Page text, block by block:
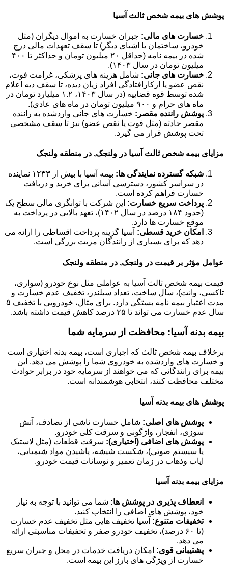
پوشش های بیمه شخص ثالث آسیا
خسارت های مالی: جبران خسارت به اموال دیگران (مثل
خودرو، ساختمان یا اشیای دیگر) تا سقف تعهدات مالی درج
شده در بیمه نامه (حداقل ۲۰ میلیون تومان و حداکثر تا ۴۰۰
میلیون تومان در سال ۱۴۰۳).
خسارت های جانی: شامل هزینه های پزشکی، غرامت فوت،
نقص عضو یا ازکارافتادگی افراد زیان دیده، تا سقف دیه اعلام
شده توسط قوه قضاییه (در سال ۱۴۰۳، ۱.۲ میلیارد تومان در
ماه های حرام و ۹۰۰ میلیون تومان در ماه های عادی).
پوشش راننده مقصر: خسارت های جانی واردشده به راننده
مقصر حادثه (مثل فوت یا نقص عضو) نیز تا سقف مشخصی
تحت پوشش قرار می گیرد.
مزایای بیمه شخص ثالث آسیا در ولنجک, در منطقه ولنجک
شبکه گسترده نمایندگی ها:
بیمه آسیا با بیش از ۱۲۳۳ نماینده
در سراسر کشور، دسترسی آسانی برای خرید و دریافت
خسارت فراهم کرده است.
پرداخت سریع خسارت: این شرکت با توانگری مالی سطح یک
(حدود ۱۸۴ درصد در سال ۱۴۰۲)، تعهد بالایی در پرداخت به
موقع خسارت ها دارد.
امکان خرید قسطی: آسیا گزینه پرداخت اقساطی را ارائه می
دهد که برای بسیاری از رانندگان مزیت بزرگی است.
عوامل مؤثر بر قیمت در ولنجک, در منطقه ولنجک
قیمت بیمه شخص ثالث آسیا به عواملی مثل نوع خودرو (سواری،
تاکسی، وانت)، سال ساخت، تعداد سیلندر، تخفیف عدم خسارت و
مدت اعتبار بیمه نامه بستگی دارد. برای مثال، خودرویی با تخفیف ۵
سال عدم خسارت می تواند تا ۲۵ درصد کاهش قیمت داشته باشد.
بیمه بدنه آسیا: محافظت از سرمایه شما
برخلاف بیمه شخص ثالث که اجباری است، بیمه بدنه اختیاری است
و خسارت های واردشده به خودروی شما را پوشش می دهد. این
بیمه برای رانندگانی که می خواهند از سرمایه خود در برابر حوادث
مختلف محافظت کنند، انتخابی هوشمندانه است.
پوشش های بیمه بدنه آسیا
پوشش های اصلی: شامل خسارت ناشی از تصادف، آتش
سوزی، انفجار، واژگونی و سرقت کلی خودرو.
پوشش های اضافی (اختیاری): سرقت قطعات (مثل لاستیک
یا سیستم صوتی)، شکست شیشه، پاشیدن مواد شیمیایی،
ایاب وذهاب در زمان تعمیر و نوسانات قیمت خودرو.
مزایای بیمه بدنه آسیا
انعطاف پذیری در پوشش ها: شما می توانید با توجه به نیاز
خود، پوشش های اضافی را انتخاب کنید.
تخفیفات متنوع: آسیا تخفیف هایی مثل تخفیف عدم خسارت
(تا ۶۰ درصد)، تخفیف خودرو صفر و تخفیفات مناسبتی ارائه
می دهد.
پشتیبانی قوی: امکان دریافت خدمات در محل و جبران سریع
خسارت از ویژگی های بارز این بیمه است.